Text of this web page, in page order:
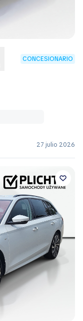
CONCESIONARIO
27 julio 2026